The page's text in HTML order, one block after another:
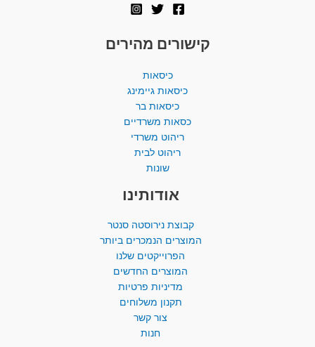
קישורים מהירים
כיסאות
כיסאות גיימינג
כיסאות בר
כסאות משרדיים
ריהוט משרדי
ריהוט לבית
שונות
אודותינו
קבוצת נירוסטה סנטר
המוצרים הנמכרים ביותר​
הפרוייקטים שלנו
המוצרים החדשים
מדיניות פרטיות
תקנון משלוחים
צור קשר
חנות